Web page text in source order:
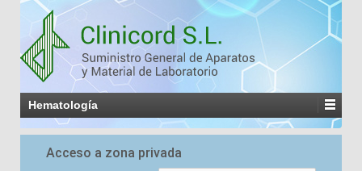
Hematología
Acceso a zona privada